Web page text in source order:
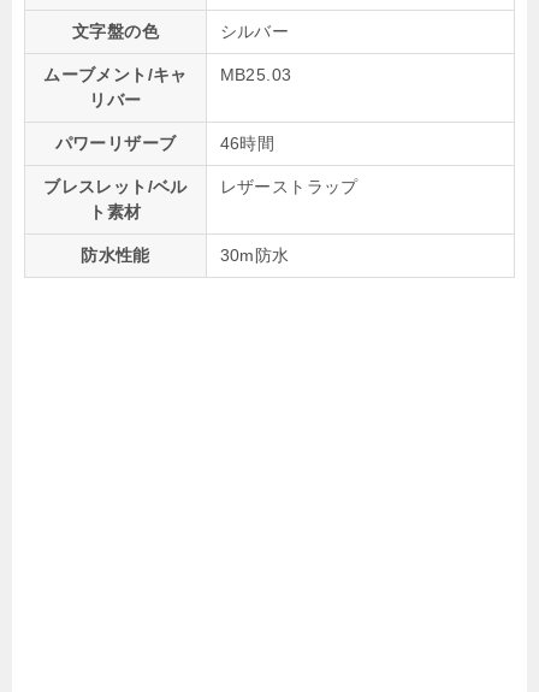
文字盤の色 シルバー
ムーブメント/キャ
リバー
MB25.03
パワーリザーブ 46時間
ブレスレット/ベル
ト素材
レザーストラップ
防水性能 30m防水